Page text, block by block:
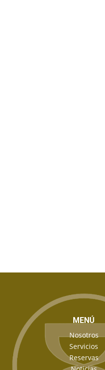
MENÚ
Nosotros
Servicios
Reservas